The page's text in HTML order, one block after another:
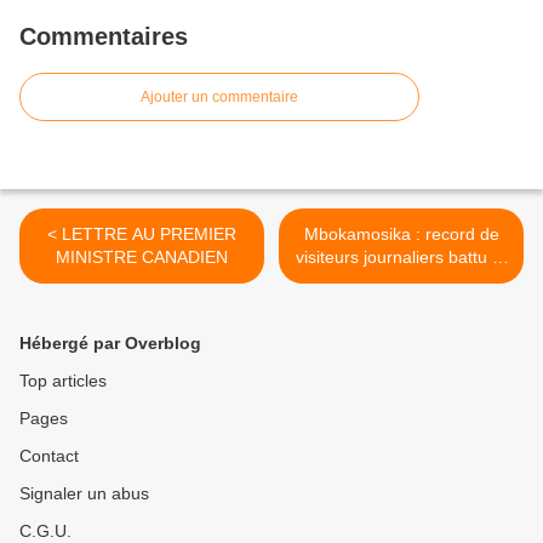
Commentaires
Ajouter un commentaire
< LETTRE AU PREMIER
MINISTRE CANADIEN
Mbokamosika : record de
visiteurs journaliers battu !!!
>
Hébergé par Overblog
Top articles
Pages
Contact
Signaler un abus
C.G.U.